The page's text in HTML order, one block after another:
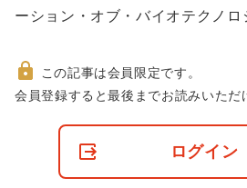
動ーション・オブ・バイオテクノ
非
この記事は会員限定です。
会員登録すると最後までお読みいただ
ログイン